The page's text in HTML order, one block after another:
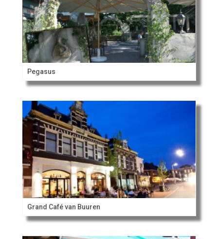
Pegasus
Grand Café van Buuren